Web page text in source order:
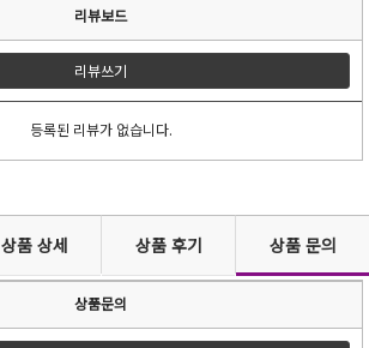
리뷰보드
리뷰쓰기
등록된 리뷰가 없습니다.
상품 상세 상품 후기 상품 문의
상품문의